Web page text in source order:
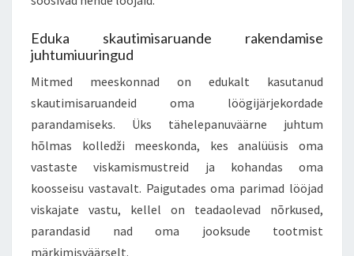
Eduka skautimisaruande rakendamise
juhtumiuuringud
Mitmed meeskonnad on edukalt kasutanud
skautimisaruandeid oma löögijärjekordade
parandamiseks. Üks tähelepanuväärne juhtum
hõlmas kolledži meeskonda, kes analüüsis oma
vastaste viskamismustreid ja kohandas oma
koosseisu vastavalt. Paigutades oma parimad lööjad
viskajate vastu, kellel on teadaolevad nõrkused,
parandasid nad oma jooksude tootmist
märkimisväärselt.